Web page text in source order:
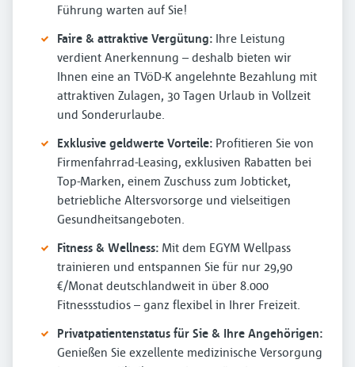
Führung warten auf Sie!
Faire & attraktive Vergütung: Ihre Leistung
verdient Anerkennung – deshalb bieten wir
Ihnen eine an TVöD-K angelehnte Bezahlung mit
attraktiven Zulagen, 30 Tagen Urlaub in Vollzeit
und Sonderurlaube.
Exklusive geldwerte Vorteile: Profitieren Sie von
Firmenfahrrad-Leasing, exklusiven Rabatten bei
Top-Marken, einem Zuschuss zum Jobticket,
betriebliche Altersvorsorge und vielseitigen
Gesundheitsangeboten.
Fitness & Wellness: Mit dem EGYM Wellpass
trainieren und entspannen Sie für nur 29,90
€/Monat deutschlandweit in über 8.000
Fitnessstudios – ganz flexibel in Ihrer Freizeit.
Privatpatientenstatus für Sie & Ihre Angehörigen:
Genießen Sie exzellente medizinische Versorgung